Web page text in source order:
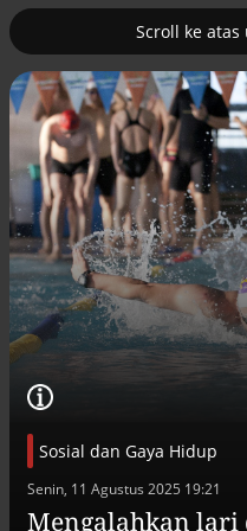
Scroll ke
Sosial dan Gaya Hidup
Senin, 11 Agustus 2025 19:21
Mengalahkan lari
kapal induk nuklir
Efek
Alinea.id